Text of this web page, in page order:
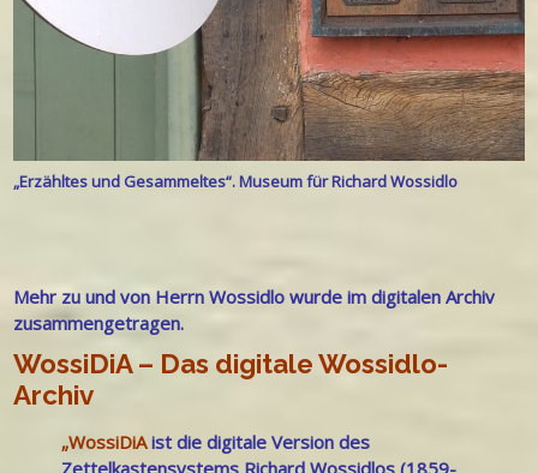
„Erzähltes und Gesammeltes“. Museum für Richard Wossidlo
Mehr zu und von Herrn Wossidlo wurde im digitalen Archiv
zusammengetragen.
WossiDiA – Das digitale Wossidlo-
Archiv
„WossiDiA ist die digitale Version des